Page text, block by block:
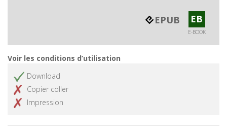
EPUB EB
E-BOOK
Voir les conditions d’utilisation
Download
Copier coller
Impression